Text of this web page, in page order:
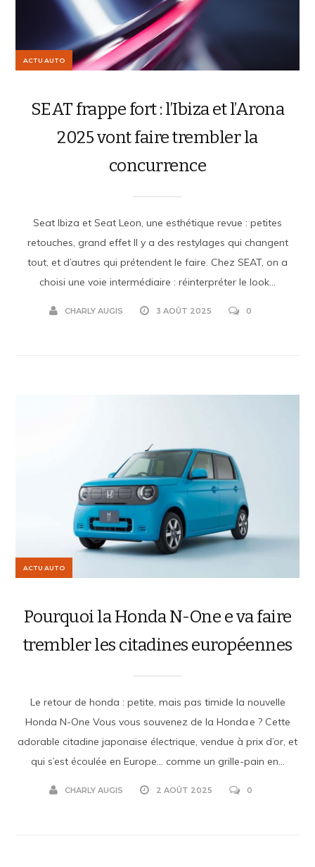
ACTU AUTO
SEAT frappe fort : l’Ibiza et l’Arona
2025 vont faire trembler la
concurrence
Seat Ibiza et Seat Leon, une esthétique revue : petites
retouches, grand effet Il y a des restylages qui changent
tout, et d’autres qui prétendent le faire. Chez SEAT, on a
choisi une voie intermédiaire : réinterpréter le look...
CHARLY AUGIS 3 AOÛT 2025 0
ACTU AUTO
Pourquoi la Honda N-One e va faire
trembler les citadines européennes
Le retour de honda : petite, mais pas timide la nouvelle
Honda N-One Vous vous souvenez de la Honda e ? Cette
adorable citadine japonaise électrique, vendue à prix d’or, et
qui s’est écoulée en Europe… comme un grille-pain en...
CHARLY AUGIS 2 AOÛT 2025 0